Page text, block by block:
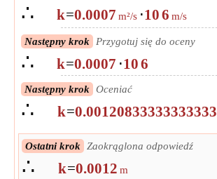
∴ k=0.0007 m²/s ⋅106 m/s
Następny krok Przygotuj się do oceny
∴ k=0.0007 ⋅106
Następny krok Oceniać
∴ k=0.00120833333333333
Ostatni krok Zaokrąglona odpowiedź
∴ k=0.0012 m